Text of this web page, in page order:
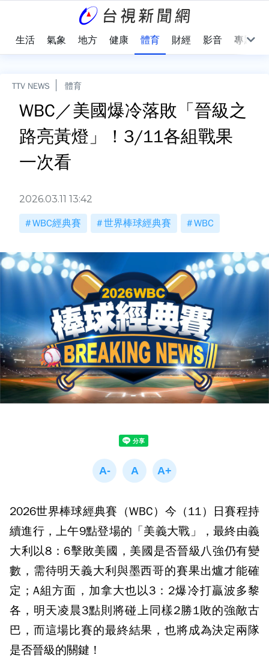
生活 氣象 地方 健康 體育 財經 影音 專題
TTV NEWS 體育
WBC／美國爆冷落敗「晉級之
路亮黃燈」！3/11各組戰果
一次看
2026.03.11 13:42
WBC經典賽 世界棒球經典賽 WBC
2026世界棒球經典賽（WBC）今（11）日賽程持
續進行，上午9點登場的「美義大戰」，最終由義
大利以8：6擊敗美國，美國是否晉級八強仍有變
數，需待明天義大利與墨西哥的賽果出爐才能確
定；A組方面，加拿大也以3：2爆冷打贏波多黎
各，明天凌晨3點則將碰上同樣2勝1敗的強敵古
巴，而這場比賽的最終結果，也將成為決定兩隊
是否晉級的關鍵！